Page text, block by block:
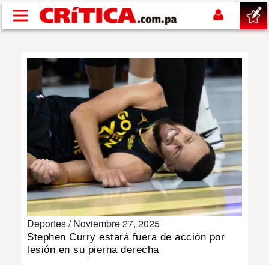
Pasar al contenido principal
SUCESOS
NACIONAL
POLÍTICA
SHOW
DEPORTES
Deportes /Noviembre 27, 2025
Stephen Curry estará fuera de acción por
lesión en su pierna derecha